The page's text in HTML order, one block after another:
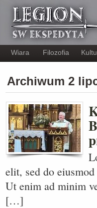
Wiara Filozofia
Archiwum 2
elit, sed do
Ut enim ad minim
[…]